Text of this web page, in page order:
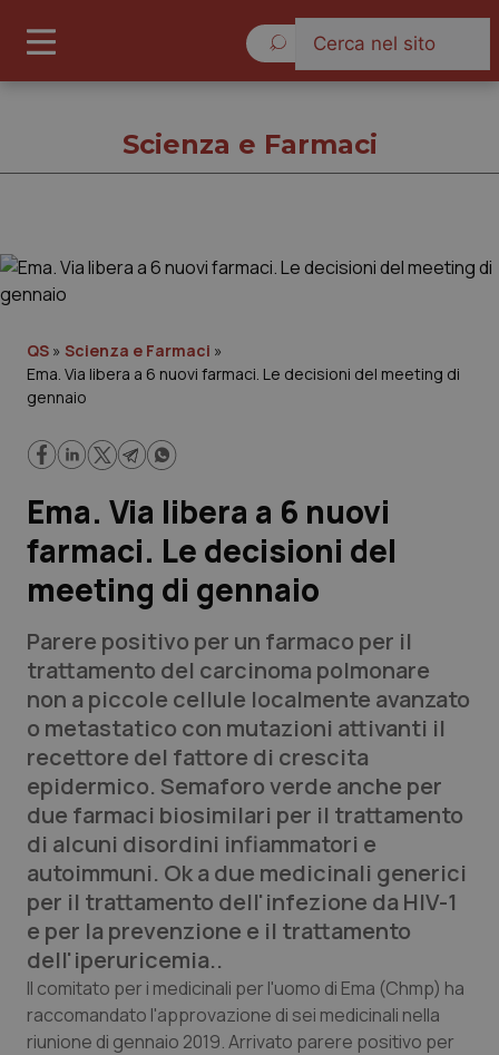
Governo e Parlamento
Regioni e Asl
Lavoro e Professioni
Scienza e Farmaci
Studi e Analisi
Lettere al direttore
Edizioni Regionali
QS Pro
Professionisti Sanitari.AI
Abruzzo
Basilicata
Calabria
QS Pro Gold
Artrite & artrosi
Asma & BPCO
QS Club Newsletter
Scienza e Farmaci
QS » Scienza e Farmaci »
Ema. Via libera a 6 nuovi farmaci. Le decisioni del meeting di
gennaio
Ema. Via libera a 6 nuovi
farmaci. Le decisioni del
meeting di gennaio
Parere positivo per un farmaco per il
trattamento del carcinoma polmonare
non a piccole cellule localmente avanzato
o metastatico con mutazioni attivanti il ​​
recettore del fattore di crescita
epidermico. Semaforo verde anche per
due farmaci biosimilari per il trattamento
di alcuni disordini infiammatori e
autoimmuni. Ok a due medicinali generici
per il trattamento dell'infezione da HIV-1
e per la prevenzione e il trattamento
dell'iperuricemia..
Il comitato per i medicinali per l'uomo di Ema (Chmp) ha
raccomandato l'approvazione di sei medicinali nella
riunione di gennaio 2019. Arrivato parere positivo per